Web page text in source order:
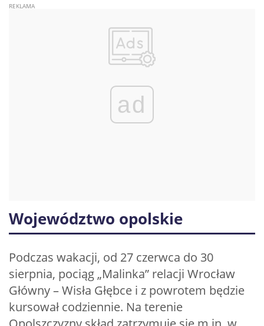
ad
Województwo opolskie
Podczas wakacji, od 27 czerwca do 30
sierpnia, pociąg „Malinka” relacji Wrocław
Główny – Wisła Głębce i z powrotem będzie
kursował codziennie. Na terenie